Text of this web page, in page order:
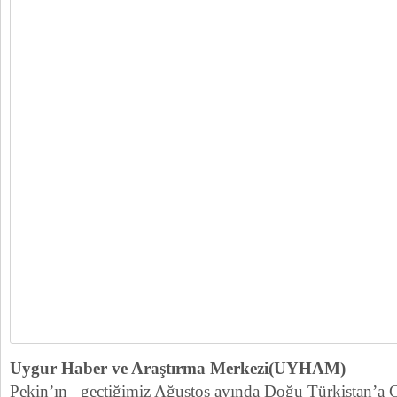
Uygur Haber ve Araştırma Merkezi(UYHAM)
Pekin’ın geçtiğimiz Ağustos ayında Doğu Türkistan’a